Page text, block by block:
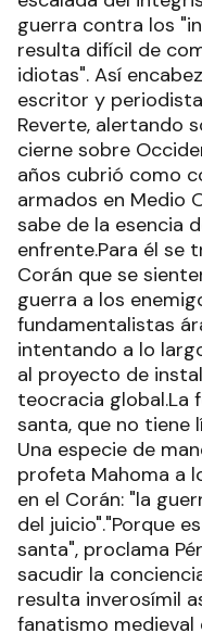
guerra contra los
resulta difícil de
idiotas". Así
escritor y
Reverte, alertando
cierne sobre
años cubrió como
armados en Medio
sabe de la esencia
enfrente.Para él se
Corán que se
guerra a los
fundamentalistas
intentando a lo
al proyecto de
teocracia global.La
santa, que no tiene
Una especie de
profeta Mahoma a
en el Corán: "la
del juicio"."Porque
santa", proclama
sacudir la
resulta inverosímil
fanatismo medieval